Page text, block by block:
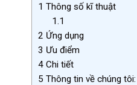
1 Thông số kĩ thuật
1.1
2 Ứng dụng
3 Ưu điểm
4Chi tiết
5 Thông tin về chúng tôi: